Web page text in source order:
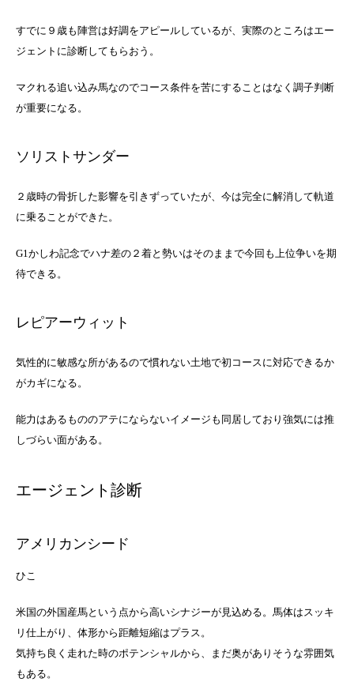
すでに９歳も陣営は好調をアピールしているが、実際のところはエー
ジェントに診断してもらおう。
マクれる追い込み馬なのでコース条件を苦にすることはなく調子判断
が重要になる。
ソリストサンダー
２歳時の骨折した影響を引きずっていたが、今は完全に解消して軌道
に乗ることができた。
G1かしわ記念でハナ差の２着と勢いはそのままで今回も上位争いを期
待できる。
レピアーウィット
気性的に敏感な所があるので慣れない土地で初コースに対応できるか
がカギになる。
能力はあるもののアテにならないイメージも同居しており強気には推
しづらい面がある。
エージェント診断
アメリカンシード
ひこ
米国の外国産馬という点から高いシナジーが見込める。馬体はスッキ
リ仕上がり、体形から距離短縮はプラス。
気持ち良く走れた時のポテンシャルから、まだ奥がありそうな雰囲気
もある。